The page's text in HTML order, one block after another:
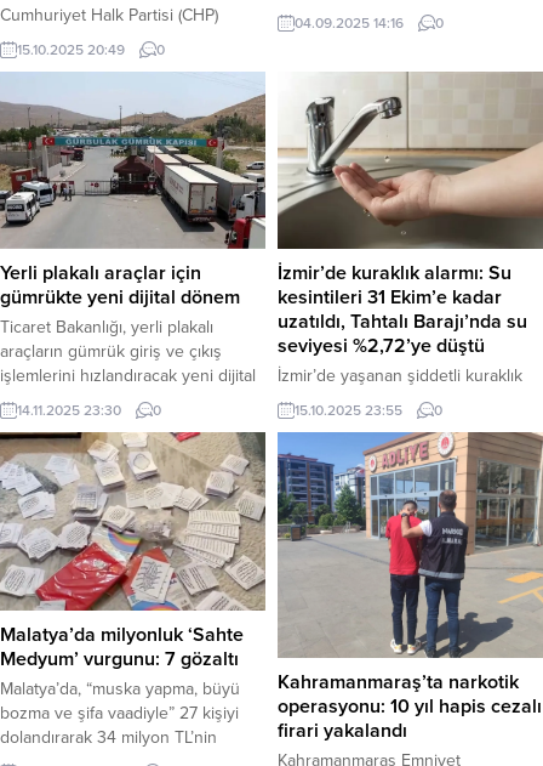
Cumhuriyet Halk Partisi (CHP)
Genel Başkanı Özgür Özel,
partisinin grup toplantısında,
Kardeşleik ve Demokrasi
Komisyonu’nun çalışmalarına ilişkin
net mesajlar verdi. Komisyonun
Anayasa tartışmalarına alet
edilmesine izin vermeyeceklerini
belirten Özel, “Anayasa
yokuz,” dedi. Haber Merkezi – CHP
lideri Özgür Özel, partisinin haftalık
grup...
15.10.2025 20:49 0
partisinin İstanbul İl Kongresi’ne
yönelik mahkeme kararı ve kayyım
ortaya çıkardığı bir teferruat” olarak
nitelendirdi. Tüm kurgunun
Saray’da yapıldığını savunan Özel,
“Mertçe karşımıza çıkmak yerine
arkadan vuruyorlar. Bu darbe
girişimine karşı delege imza
vermeye geldi,” dedi. Haber
Merkezi –...
04.09.2025 14:16 0
Yerli plakalı araçlar için
gümrükte yeni dijital dönem
Ticaret Bakanlığı, yerli plakalı
araçların gümrük giriş ve çıkış
işlemlerini hızlandıracak yeni dijital
sistemi 18 Kasım 2025’te devreye
alıyor. Haber Merkezi – Ticaret
Bakanlığı, yerli plakalı taşıtların
gümrük kapılarındaki işlemlerini
daha hızlı ve doğru şekilde
tamamlamayı sağlayacak önemli bir
dijitalleşme adımını devreye alıyor.
Yeni düzenlemeyle, ülkemizde
tescil edilen araçlara ait...
14.11.2025 23:30 0
İzmir’de kuraklık alarmı: Su
kesintileri 31 Ekim’e kadar
uzatıldı, Tahtalı Barajı’nda su
seviyesi %2,72’ye düştü
İzmir’de yaşanan şiddetli kuraklık
ve barajlardaki su seviyesinin kritik
düzeyin altına düşmesi nedeniyle,
13 merkez ilçede uygulanan planlı
ve dönüşümlü su kesintileri 31
Ekim’e kadar uzatıldı. İzmir Su ve
Kanalizasyon Genel Müdürlüğü
(İZSU), kentin ana su kaynağı olan
Tahtalı Barajı’ndaki doluluk oranının
yüzde 2,72’ye kadar gerilediğini,
Gördes Barajı’nın ise tamamen...
15.10.2025 23:55 0
Malatya’da milyonluk ‘Sahte
Medyum’ vurgunu: 7 gözaltı
Malatya’da, “muska yapma, büyü
bozma ve şifa vaadiyle” 27 kişiyi
dolandırarak 34 milyon TL’nin
üzerinde haksız kazanç sağladığı
Kahramanmaraş’ta narkotik
operasyonu: 10 yıl hapis cezalı
firari yakalandı
Kahramanmaraş Emniyet